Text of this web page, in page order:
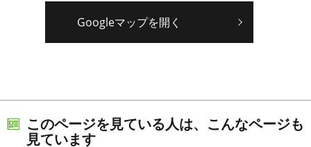
Googleマップを開く
このページを見ている人は、こんなページも
見ています